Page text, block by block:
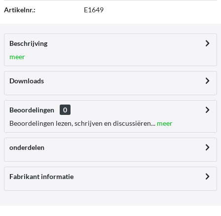
Artikelnr.: E1649
Beschrijving
meer
Downloads
Beoordelingen
0
Beoordelingen lezen, schrijven en discussiëren... meer
onderdelen
Fabrikant informatie